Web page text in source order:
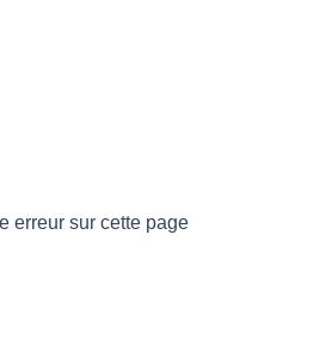
erreur sur cette page